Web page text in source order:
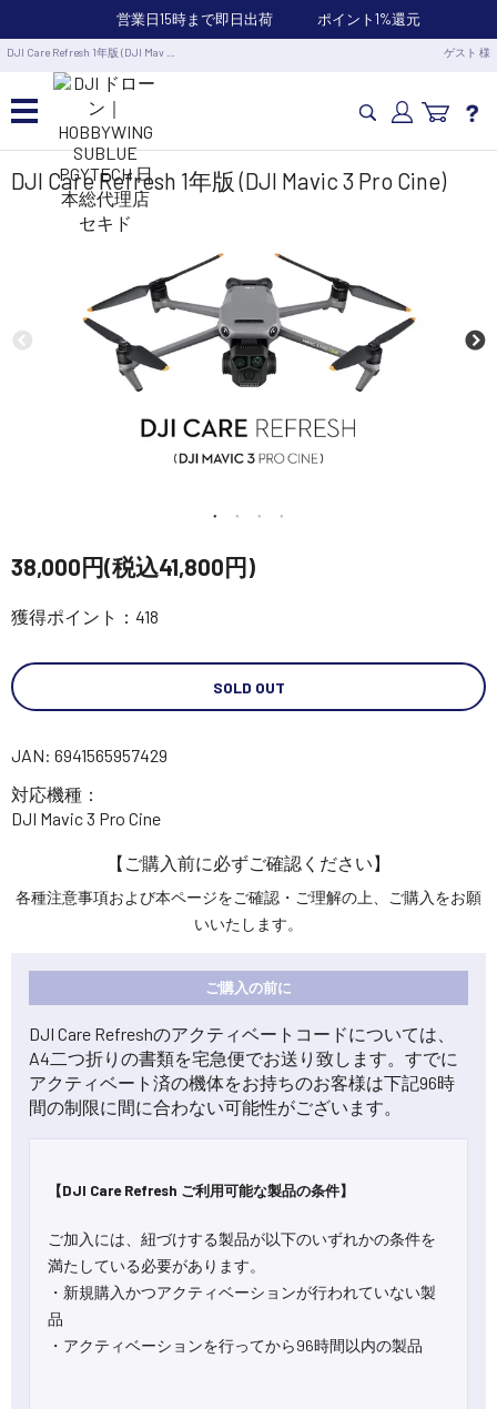
営業日15時まで即日出荷 ポイント1%還元
DJI Care Refresh 1年版 (DJI Mav … ゲスト 様
カメラドローン・生活家電
業務用ドローン・業務関連製品
水中ドローン(ROV)・水中スクーター
RC・ロボット部品
定期配信!
サポート・Q&A / 法人・学生のお客様
取扱店舗一覧
コーポレートサイト
SEKIDO 会社概要
DJI Care Refresh 1年版 (DJI Mavic 3 Pro Cine)
38,000円(税込41,800円)
獲得ポイント：418
SOLD OUT
JAN: 6941565957429
対応機種：
DJI Mavic 3 Pro Cine
【ご購入前に必ずご確認ください】
各種注意事項および本ページをご確認・ご理解の上、ご購入をお願
いいたします。
ご購入の前に
DJI Care Refreshのアクティベートコードについては、
A4二つ折りの書類を宅急便でお送り致します。すでに
アクティベート済の機体をお持ちのお客様は下記96時
間の制限に間に合わない可能性がございます。
【DJI Care Refresh ご利用可能な製品の条件】
ご加入には、紐づけする製品が以下のいずれかの条件を
満たしている必要があります。
・新規購入かつアクティベーションが行われていない製
品
・アクティベーションを行ってから96時間以内の製品